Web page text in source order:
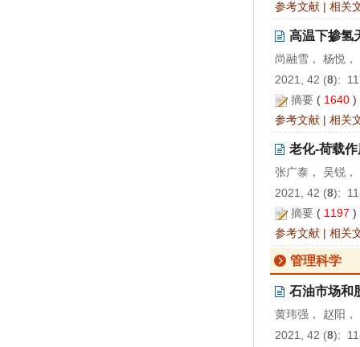
参考文献 | 相关
高温下掺氢
尚融雪， 杨悦，
2021, 42 (8):
摘要 ( 1640
参考文献 | 相关
老化-荷载
张广泰， 吴锐，
2021, 42 (8):
摘要 ( 1197
参考文献 | 相关
管理科学
石油市场和
黄玮强， 赵阳，
2021, 42 (8):